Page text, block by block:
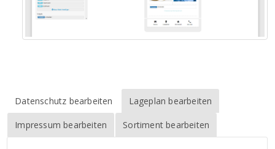
Datenschutz bearbeiten Lageplan bearbeiten
Impressum bearbeiten Sortiment bearbeiten